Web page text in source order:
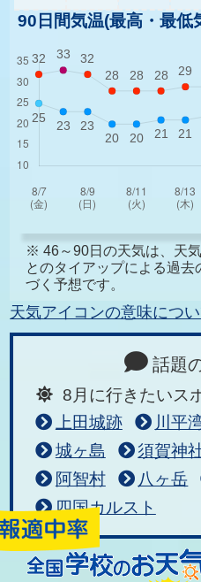
90日間気温(最高・最低
※ 46～90日の天気は、天
とのタイアップによる過
づく予想です。
天気アイコンの意味につ
話題
8月に行きたいス
上田城跡
川平
城ヶ島
須賀神
阿智村
八ヶ岳
四国カルスト